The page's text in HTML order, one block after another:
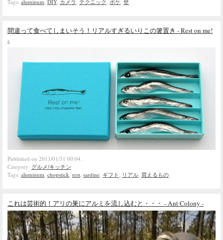
Tags: aluminum DIY, カメラ テクニック ボケ 壁
間違って食べてしまいそう！リアルすぎるいりこの箸置き - Rest on me!
-
Published on 2013/01/31 00:04.
Category: グルメ/キッチン
Tags: aluminum, chopstick, rest, sardine, ギフト, リアル, 買えるもの
これは芸術的！アリの巣にアルミを流し込むと・・・ - Ant Colony -